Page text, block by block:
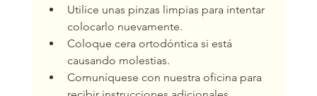
Utilice unas pinzas limpias para intentar
colocarlo nuevamente.
Coloque cera ortodóntica si está
causando molestias.
Comuníquese con nuestra oficina para